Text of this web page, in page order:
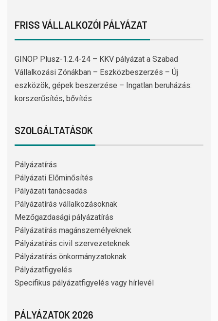
FRISS VÁLLALKOZÓI PÁLYÁZAT
GINOP Plusz-1.2.4-24 – KKV pályázat a Szabad
Vállalkozási Zónákban – Eszközbeszerzés – Új
eszközök, gépek beszerzése – Ingatlan beruházás:
korszerűsítés, bővítés
SZOLGÁLTATÁSOK
Pályázatírás
Pályázati Előminősítés
Pályázati tanácsadás
Pályázatírás vállalkozásoknak
Mezőgazdasági pályázatírás
Pályázatírás magánszemélyeknek
Pályázatírás civil szervezeteknek
Pályázatírás önkormányzatoknak
Pályázatfigyelés
Specifikus pályázatfigyelés vagy hírlevél
PÁLYÁZATOK 2026